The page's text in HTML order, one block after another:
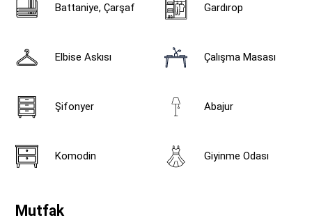
Battaniye, Çarşaf Gardırop
Elbise Askısı Çalışma Masası
Şifonyer Abajur
Komodin Giyinme Odası
Mutfak